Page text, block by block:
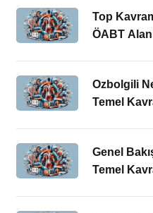
Top
ÖABT
Ozbolgili
Temel
Genel
Temel